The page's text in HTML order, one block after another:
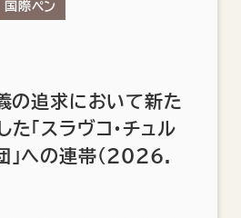
国際ペン
義の追求において新た
「スラヴコ・チュル
」への連帯（2026.